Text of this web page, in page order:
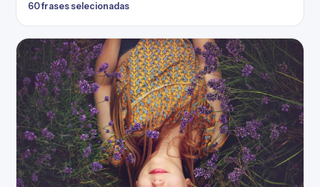
60 frases selecionadas